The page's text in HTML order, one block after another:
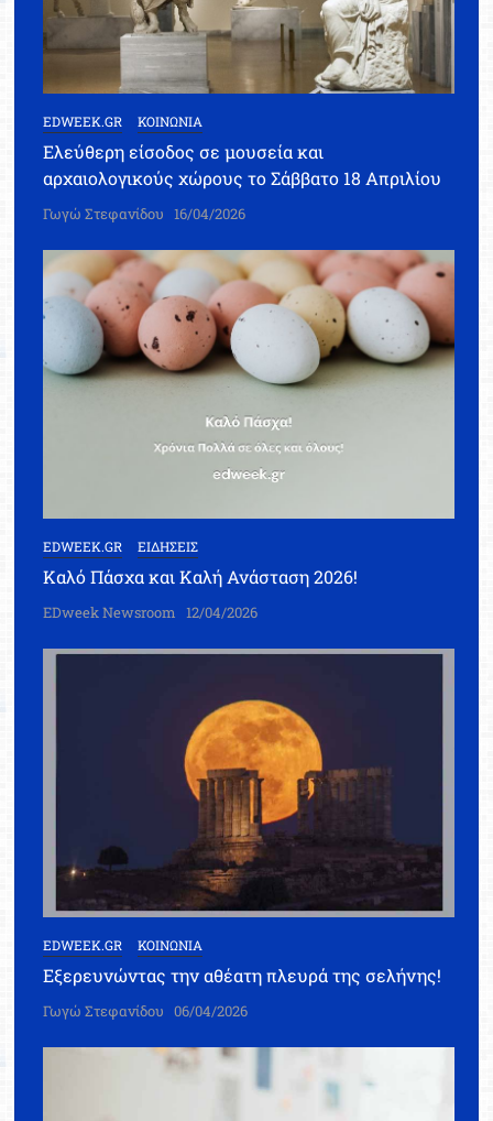
EDWEEK.GR ΚΟΙΝΩΝΙΑ
Ελεύθερη είσοδος σε μουσεία και
αρχαιολογικούς χώρους το Σάββατο 18 Απριλίου
Γωγώ Στεφανίδου 16/04/2026
EDWEEK.GR ΕΙΔΗΣΕΙΣ
Καλό Πάσχα και Καλή Ανάσταση 2026!
EDweek Newsroom 12/04/2026
EDWEEK.GR ΚΟΙΝΩΝΙΑ
Εξερευνώντας την αθέατη πλευρά της σελήνης!
Γωγώ Στεφανίδου 06/04/2026